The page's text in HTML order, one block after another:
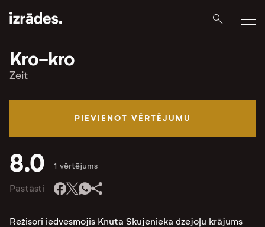
Kro-kro
Zeit
PIEVIENOT VĒRTĒJUMU
8.0 1 vērtējums
Pastāsti
Režisori iedvesmojis Knuta Skujenieka dzejoļu krājums